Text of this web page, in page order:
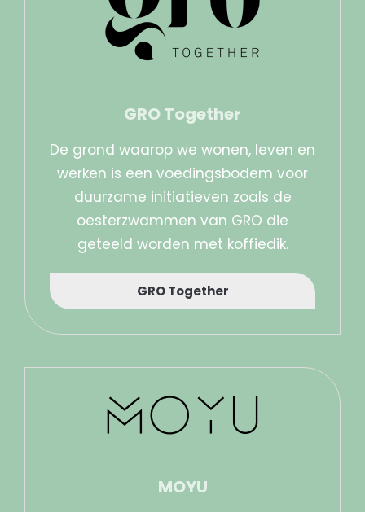
GRO Together
De grond waarop we wonen, leven en
werken is een voedingsbodem voor
duurzame initiatieven zoals de
oesterzwammen van GRO die
geteeld worden met koffiedik.
GRO Together
MOYU